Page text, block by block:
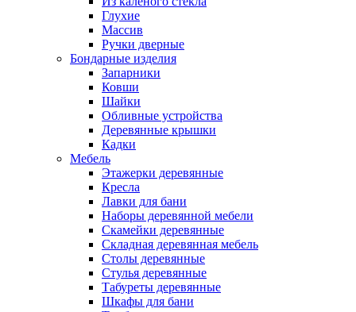
Глухие
Массив
Ручки дверные
Бондарные изделия
Запарники
Ковши
Шайки
Обливные устройства
Деревянные крышки
Кадки
Мебель
Этажерки деревянные
Кресла
Лавки для бани
Наборы деревянной мебели
Скамейки деревянные
Складная деревянная мебель
Столы деревянные
Стулья деревянные
Табуреты деревянные
Шкафы для бани